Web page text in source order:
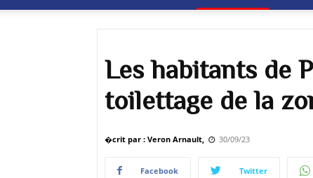
Les habitants de
toilettage de la
�crit par : Veron Arnault, 30/09/23
Facebook Twitter